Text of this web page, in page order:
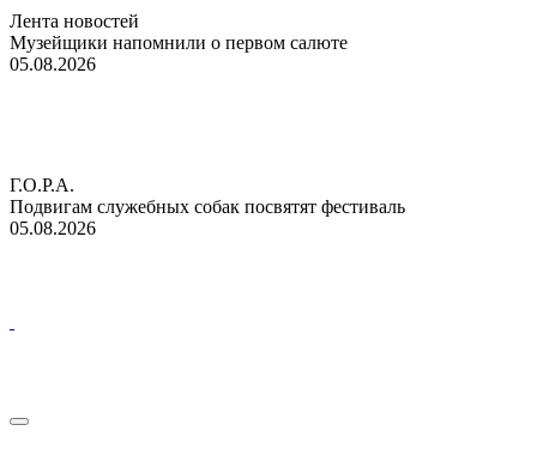
Лента новостей
Музейщики напомнили о первом салюте
05.08.2026
Г.О.Р.А.
Подвигам служебных собак посвятят фестиваль
05.08.2026